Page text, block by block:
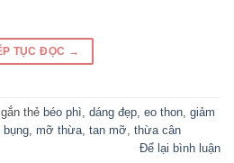
TỤC ĐỌC →
thẻ béo phì, dáng đẹp, eo thon, giảm
, mỡ thừa, tan mỡ, thừa cân
Để lại bình luận